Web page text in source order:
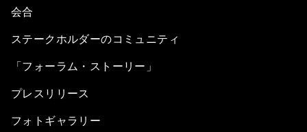
会合
ステークホルダーのコミュニティ
「フォーラム・ストーリー」
プレスリリース
フォトギャラリー